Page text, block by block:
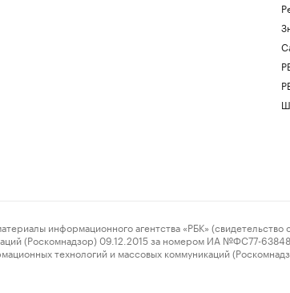
информационного агентства «РБК» (свидетельство
(Роскомнадзор) 09.12.2015 за номером ИА №ФС77-
технологий и массовых коммуникаций